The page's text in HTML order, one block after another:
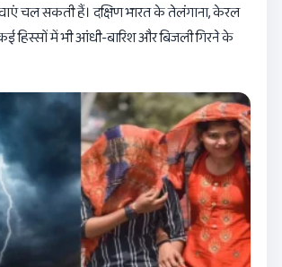
चल सकती हैं। दक्षिण भारत के तेलंगाना, केरल
हिस्सों में भी आंधी-बारिश और बिजली गिरने के